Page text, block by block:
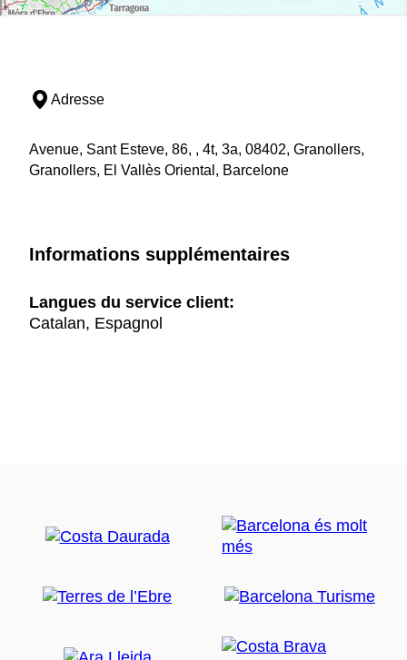
Adresse
Avenue, Sant Esteve, 86, , 4t, 3a, 08402, Granollers,
Granollers, El Vallès Oriental, Barcelone
Informations supplémentaires
Langues du service client:
Catalan, Espagnol